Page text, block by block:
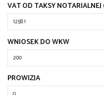
VAT OD TAKSY
WNIOSEK DO WKW
PROWIZJA